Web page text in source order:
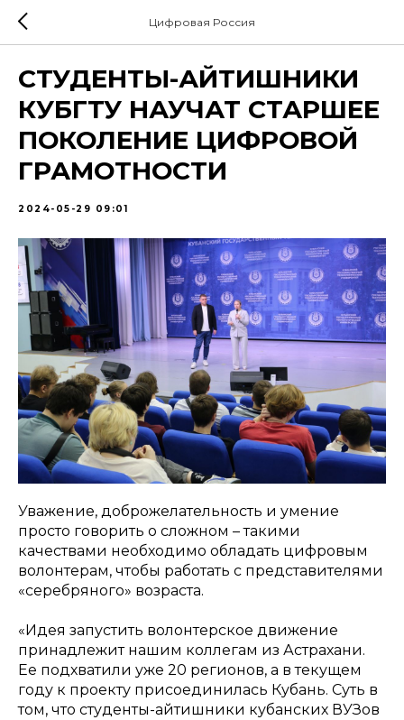
Цифровая Россия
СТУДЕНТЫ-АЙТИШНИКИ
КУБГТУ НАУЧАТ СТАРШЕЕ
ПОКОЛЕНИЕ ЦИФРОВОЙ
ГРАМОТНОСТИ
2024-05-29 09:01
Уважение, доброжелательность и умение
просто говорить о сложном – такими
качествами необходимо обладать цифровым
волонтерам, чтобы работать с представителями
«серебряного» возраста.
«Идея запустить волонтерское движение
принадлежит нашим коллегам из Астрахани.
Ее подхватили уже 20 регионов, а в текущем
году к проекту присоединилась Кубань. Суть в
том, что студенты-айтишники кубанских ВУЗов